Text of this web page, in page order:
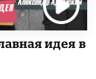
идея в